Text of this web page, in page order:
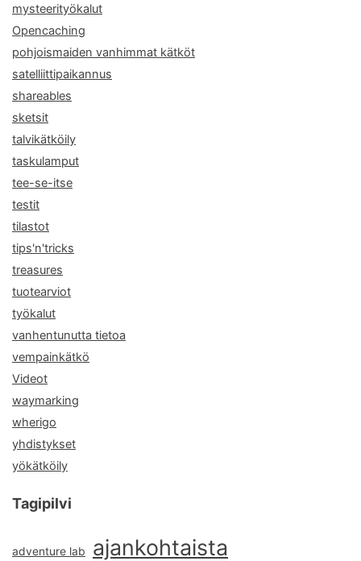
mysteerityökalut
Opencaching
pohjoismaiden vanhimmat kätköt
satelliittipaikannus
shareables
sketsit
talvikätköily
taskulamput
tee-se-itse
testit
tilastot
tips'n'tricks
treasures
tuotearviot
työkalut
vanhentunutta tietoa
vempainkätkö
Videot
waymarking
wherigo
yhdistykset
yökätköily
Tagipilvi
adventure lab ajankohtaista